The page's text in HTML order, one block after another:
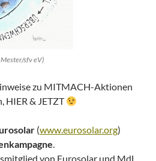
sfv eV)
zu MITMACH-Aktionen
HIER & JETZT
(www.eurosolar.org)
.
von Eurosolar und MdL